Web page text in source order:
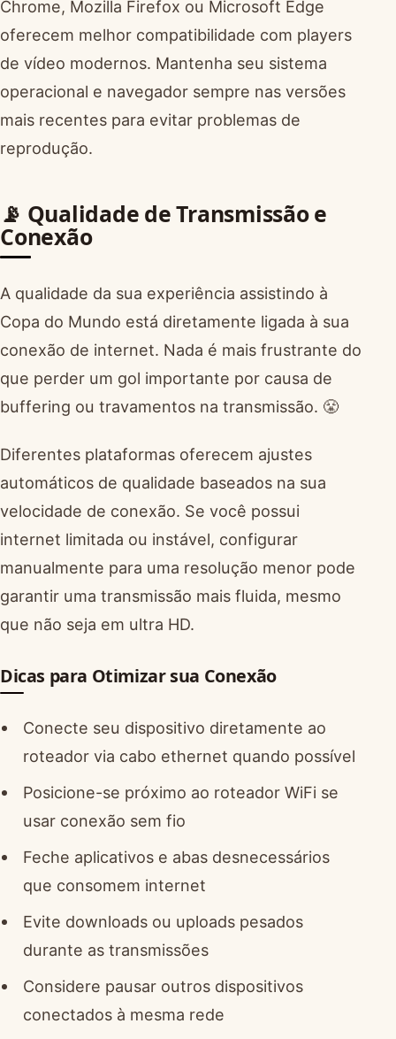
Chrome, Mozilla Firefox ou Microsoft Edge
oferecem melhor compatibilidade com players
de vídeo modernos. Mantenha seu sistema
operacional e navegador sempre nas versões
mais recentes para evitar problemas de
reprodução.
📡 Qualidade de Transmissão e
Conexão
A qualidade da sua experiência assistindo à
Copa do Mundo está diretamente ligada à sua
conexão de internet. Nada é mais frustrante do
que perder um gol importante por causa de
buffering ou travamentos na transmissão. 😤
Diferentes plataformas oferecem ajustes
automáticos de qualidade baseados na sua
velocidade de conexão. Se você possui
internet limitada ou instável, configurar
manualmente para uma resolução menor pode
garantir uma transmissão mais fluida, mesmo
que não seja em ultra HD.
Dicas para Otimizar sua Conexão
Conecte seu dispositivo diretamente ao
roteador via cabo ethernet quando possível
Posicione-se próximo ao roteador WiFi se
usar conexão sem fio
Feche aplicativos e abas desnecessários
que consomem internet
Evite downloads ou uploads pesados
durante as transmissões
Considere pausar outros dispositivos
conectados à mesma rede